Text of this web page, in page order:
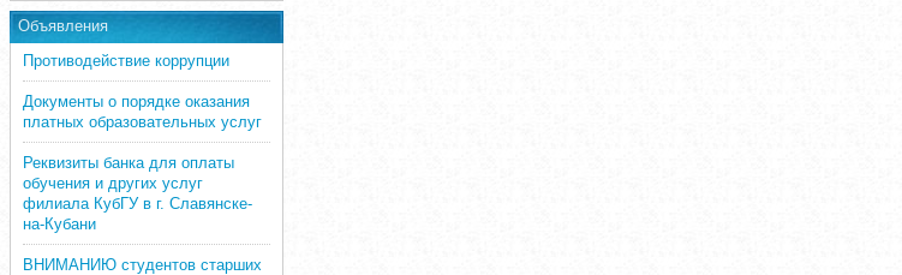
Объявления
Противодействие коррупции
Документы о порядке оказания
платных образовательных услуг
Реквизиты банка для оплаты
обучения и других услуг
филиала КубГУ в г. Славянске-
на-Кубани
ВНИМАНИЮ студентов старших